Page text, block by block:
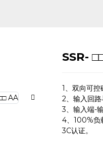
SSR-
1、双向可控
2、输入回路
3、输入端-
4、100%负
3C认证。